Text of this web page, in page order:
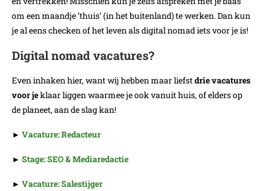
om een maandje ’thuis’ (in het buitenland) te werken. Dan kun
je al eens checken of het leven als digital nomad iets voor je is!
Digital nomad vacatures?
Even inhaken hier, want wij hebben maar liefstdrie vacatures
voor jeklaar liggen waarmee je ook vanuit huis, of elders op
de planeet, aan de slag kan!
► Vacature: Redacteur
► Stage: SEO & Mediaredactie
► Vacature: Salestijger